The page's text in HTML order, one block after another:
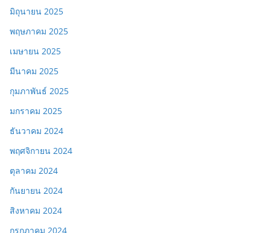
มิถุนายน 2025
พฤษภาคม 2025
เมษายน 2025
มีนาคม 2025
กุมภาพันธ์ 2025
มกราคม 2025
ธันวาคม 2024
พฤศจิกายน 2024
ตุลาคม 2024
กันยายน 2024
สิงหาคม 2024
กรกฎาคม 2024